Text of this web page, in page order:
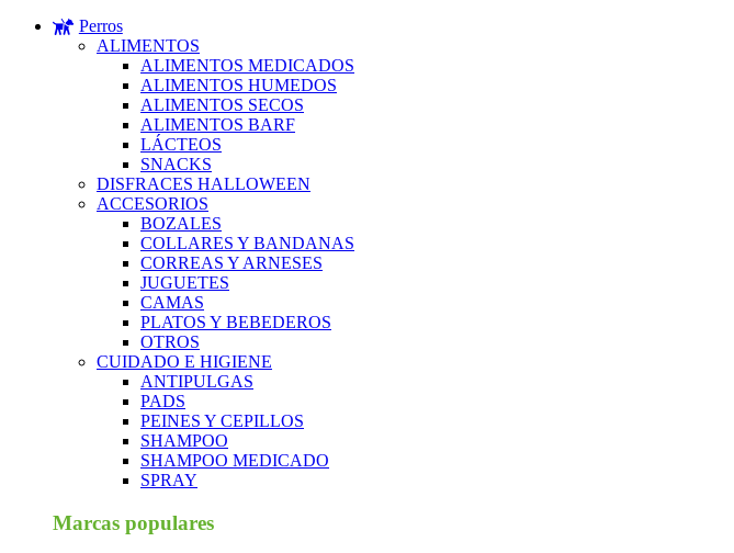
Perros
ALIMENTOS
ALIMENTOS MEDICADOS
ALIMENTOS HUMEDOS
ALIMENTOS SECOS
ALIMENTOS BARF
LÁCTEOS
SNACKS
DISFRACES HALLOWEEN
ACCESORIOS
BOZALES
COLLARES Y BANDANAS
CORREAS Y ARNESES
JUGUETES
CAMAS
PLATOS Y BEBEDEROS
OTROS
CUIDADO E HIGIENE
ANTIPULGAS
PADS
PEINES Y CEPILLOS
SHAMPOO
SHAMPOO MEDICADO
SPRAY
Marcas populares